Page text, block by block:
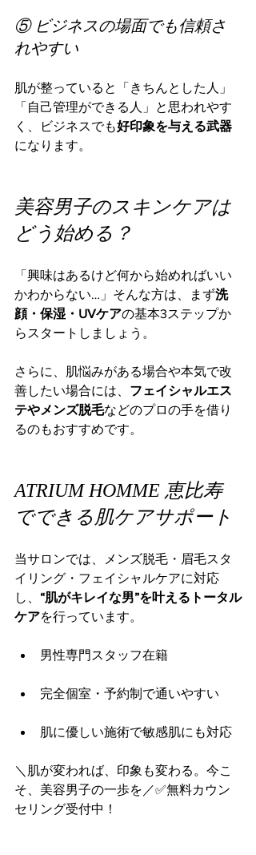
⑤ ビジネスの場面でも信頼さ
れやすい
肌が整っていると「きちんとした人」
「自己管理ができる人」と思われやす
く、ビジネスでも好印象を与える武器
になります。
美容男子のスキンケアは
どう始める？
「興味はあるけど何から始めればいい
かわからない…」そんな方は、まず洗
顔・保湿・UVケアの基本3ステップか
らスタートしましょう。
さらに、肌悩みがある場合や本気で改
善したい場合には、 フェイシャルエス
テやメンズ脱毛などのプロの手を借り
るのもおすすめです。
ATRIUM HOMME 恵比寿
でできる肌ケアサポート
当サロンでは、メンズ脱毛・眉毛スタ
イリング・フェイシャルケアに対応
し、 “肌がキレイな男”を叶えるトータル
ケアを行っています。
男性専門スタッフ在籍
完全個室・予約制で通いやすい
肌に優しい施術で敏感肌にも対応
＼肌が変われば、印象も変わる。今こ
そ、美容男子の一歩を／✅無料カウン
セリング受付中！